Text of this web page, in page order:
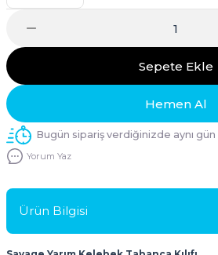
Sepete Ekle
Hemen Al
Bugün sipariş verdiğinizde aynı
Yorum Yaz
Ürün Bilgisi